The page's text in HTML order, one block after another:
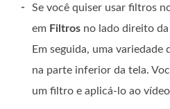
-
Se você quiser usar filtros
em Filtros no lado direito
Em seguida, uma variedade
na parte inferior da tela.
um filtro e aplicá-lo ao